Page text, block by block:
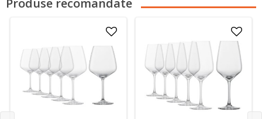
Produse recomandate